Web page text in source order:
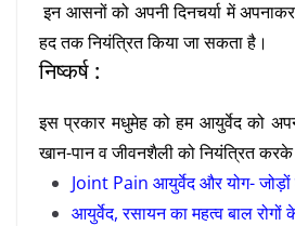
इन आसनों को अपनी दिनचर्या में
हद तक नियंत्रित किया जा सकता है।
निष्कर्ष :
इस प्रकार मधुमेह को हम आयुर्वेद को
खान-पान व जीवनशैली को नियंत्रित
Joint Pain आयुर्वेद और योग- जोड़ों
आयुर्वेद, रसायन का महत्व बाल